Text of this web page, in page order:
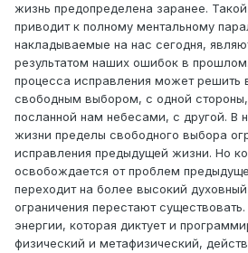
жизнь предопределена заранее.
приводит к полному ментальному
накладываемые на нас сегодня,
результатом наших ошибок в
процесса исправления может решить
свободным выбором, с одной
посланной нам небесами, с другой. В
жизни пределы свободного выбора
исправления предыдущей жизни. Но
освобождается от проблем
переходит на более высокий
ограничения перестают
энергии, которая диктует и
физический и метафизический,